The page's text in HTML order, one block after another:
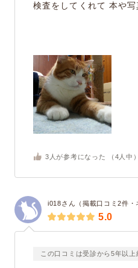
検査をしてくれて 本や写
3 人が参考になった （ 4 人中）
i018さん（掲載口コミ2件・
5.0
この口コミは受診から5年以上